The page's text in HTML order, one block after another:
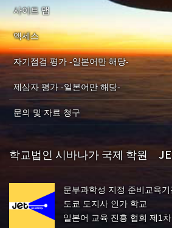
사이트 맵
액세스
자기점검 평가 -일본어만 해당-
제삼자 평가 -일본어만 해당-
문의 및 자료 청구
학교법인 시바나가 국제 학원
문부과학성 지정 준비교육기
도쿄 도지사 인가 학교
일본어 교육 진흥 협회 제1